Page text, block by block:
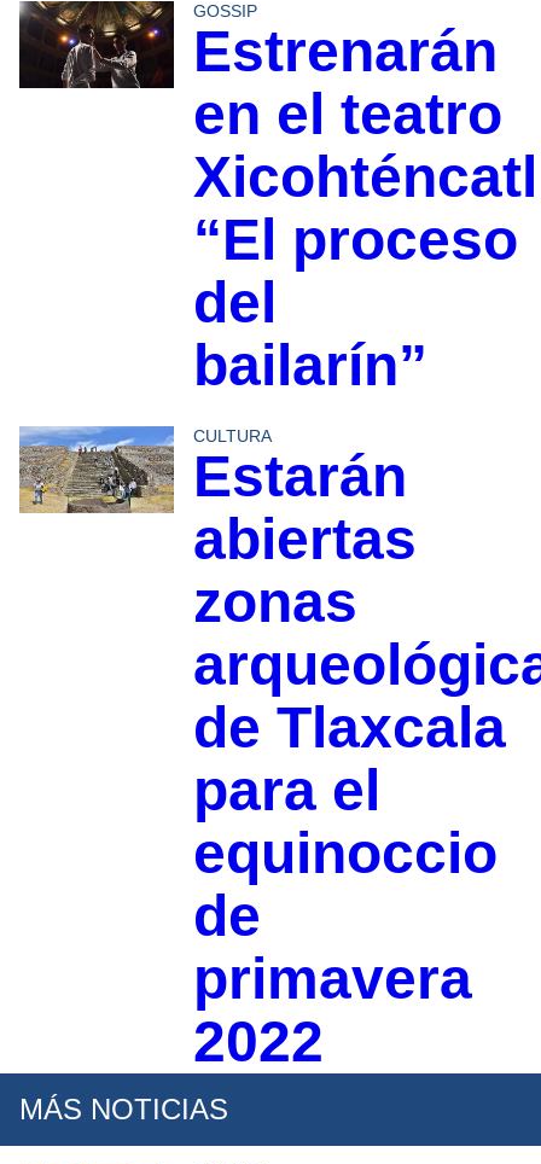
GOSSIP
Estrenarán
en el teatro
Xicohténcatl
“El proceso
del
bailarín”
CULTURA
Estarán
abiertas
zonas
de Tlaxcala
para el
equinoccio
de
primavera
2022
MÁS NOTICIAS